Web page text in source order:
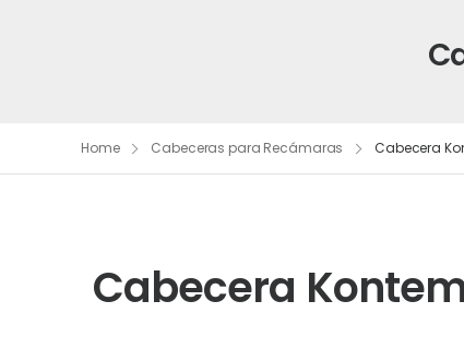
Home Cabeceras para Recámaras Cabecera
Cabecera